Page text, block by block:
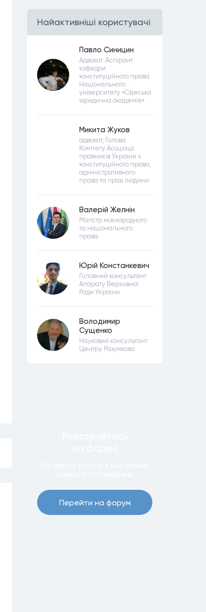
Найактивнiшi користувачi
Павло Синицин
Адвокат. Аспірант
кафедри
конституційного права
Національного
університету «Одеська
юридична академія»
Микита Жуков
адвокат, Голова
Комітету Асоціації
правників України з
конституційного права,
адміністративного
права та прав людини
Валерій Желнін
Магістр міжнародного
та національного
права
Юрій Констанкевич
Головний консультант
Апарату Верховної
Ради України
Володимир
Сущенко
Науковий консультант
Центру Разумкова
Перейти на форум